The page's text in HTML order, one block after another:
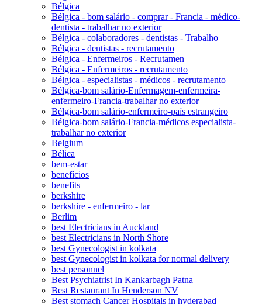
Bélgica
Bélgica - bom salário - comprar - Francia - médico-
dentista - trabalhar no exterior
Bélgica - colaboradores - dentistas - Trabalho
Bélgica - dentistas - recrutamento
Bélgica - Enfermeiros - Recrutamen
Bélgica - Enfermeiros - recrutamento
Bélgica - especialistas - médicos - recrutamento
Bélgica-bom salário-Enfermagem-enfermeira-
enfermeiro-Francia-trabalhar no exterior
Bélgica-bom salário-enfermeiro-país estrangeiro
Bélgica-bom salário-Francia-médicos especialista-
trabalhar no exterior
Belgium
Bélica
bem-estar
benefícios
benefits
berkshire
berkshire - enfermeiro - lar
Berlim
best Electricians in Auckland
best Electricians in North Shore
best Gynecologist in kolkata
best Gynecologist in kolkata for normal delivery
best personnel
Best Psychiatrist In Kankarbagh Patna
Best Restaurant In Henderson NV
Best stomach Cancer Hospitals in hyderabad